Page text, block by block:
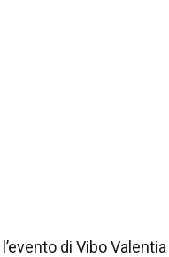
di Vibo